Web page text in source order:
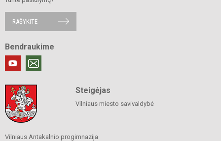
RAŠYKITE
Bendraukime
Steigėjas
Vilniaus miesto savivaldybė
Vilniaus Antakalnio progimnazija